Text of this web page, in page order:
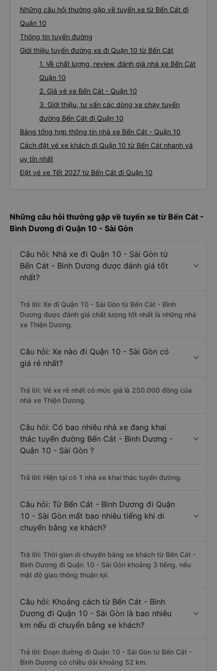
Những câu hỏi thường gặp về tuyến xe từ Bến Cát đi
Quận 10
Thông tin tuyến đường
Giới thiệu tuyến đường xe đi Quận 10 từ Bến Cát
1. Về chất lượng, review, đánh giá nhà xe Bến Cát
Quận 10
2. Giá vé xe Bến Cát - Quận 10
3. Giới thiệu, tư vấn các dòng xe chạy tuyến
đường Bến Cát đi Quận 10
Bảng tổng hợp thông tin nhà xe Bến Cát - Quận 10
Cách đặt vé xe khách đi Quận 10 từ Bến Cát nhanh và
uy tín nhất
Đặt vé xe Tết 2027 từ Bến Cát đi Quận 10
Những câu hỏi thường gặp về tuyến xe từ Bến Cát -
Bình Dương đi Quận 10 - Sài Gòn
Câu hỏi: Nhà xe đi Quận 10 - Sài Gòn từ
Bến Cát - Bình Dương được đánh giá tốt
nhất?
Trả lời: Xe đi Quận 10 - Sài Gòn từ Bến Cát - Bình
Dương được đánh giá chất lượng tốt nhất là những nhà
xe Thiện Dương.
Câu hỏi: Xe nào đi Quận 10 - Sài Gòn có
giá rẻ nhất?
Trả lời: Vé xe rẻ nhất có mức giá là 250.000 đồng của
nhà xe Thiện Dương.
Câu hỏi: Có bao nhiêu nhà xe đang khai
thác tuyến đường Bến Cát - Bình Dương -
Quận 10 - Sài Gòn ?
Trả lời: Hiện tại có 1 nhà xe khai thác tuyến đường.
Câu hỏi: Từ Bến Cát - Bình Dương đi Quận
10 - Sài Gòn mất bao nhiêu tiếng khi di
chuyển bằng xe khách?
Trả lời: Thời gian di chuyển bằng xe khách từ Bến Cát -
Bình Dương đi Quận 10 - Sài Gòn khoảng 3 tiếng, nếu
mật độ giao thông thuận lợi.
Câu hỏi: Khoảng cách từ Bến Cát - Bình
Dương đi Quận 10 - Sài Gòn là bao nhiêu
km nếu di chuyển bằng xe khách?
Trả lời: Đoạn đường đi Quận 10 - Sài Gòn từ Bến Cát -
Bình Dương có chiều dài khoảng 52 km.